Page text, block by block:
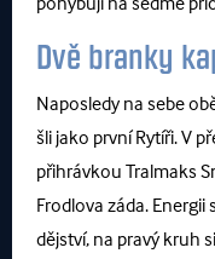
Dvě branky
Naposledy na sebe
šli jako první Rytíři. V
přihrávkou Tralmaks
Frodlova záda.
dějství, na pravý kruh